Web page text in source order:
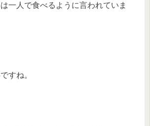
一人で食べるように言われていま
すね。